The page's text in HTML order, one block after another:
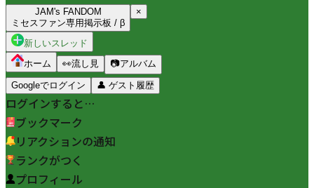
JAM's FANDOM
ミセスファン専用掲示板 / β
×
新しいスレッド
ホーム
👀流し見 📷アルバム
Googleでログイン 👤 ゲスト履歴
ログインすると…
ブックマーク
リアクションの通知
ランクがつく
プロフィール